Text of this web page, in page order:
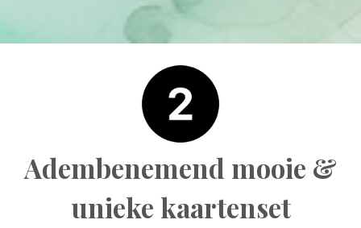
Adembenemend mooie &
unieke kaartenset